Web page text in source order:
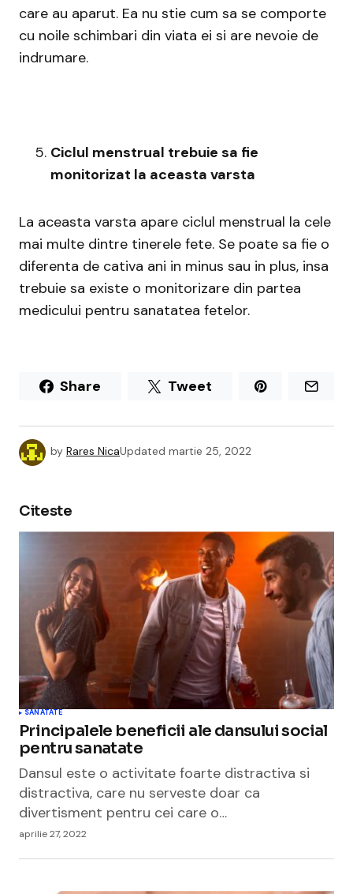
care au aparut. Ea nu stie cum sa se comporte
cu noile schimbari din viata ei si are nevoie de
indrumare.
Ciclul menstrual trebuie sa fie
monitorizat la aceasta varsta
La aceasta varsta apare ciclul menstrual la cele
mai multe dintre tinerele fete. Se poate sa fie o
diferenta de cativa ani in minus sau in plus, insa
trebuie sa existe o monitorizare din partea
medicului pentru sanatatea fetelor.
Share Tweet
by Rares NicaUpdated martie 25, 2022
Citeste
SANATATE
Principalele beneficii ale dansului social
pentru sanatate
Dansul este o activitate foarte distractiva si
distractiva, care nu serveste doar ca
divertisment pentru cei care o…
aprilie 27, 2022